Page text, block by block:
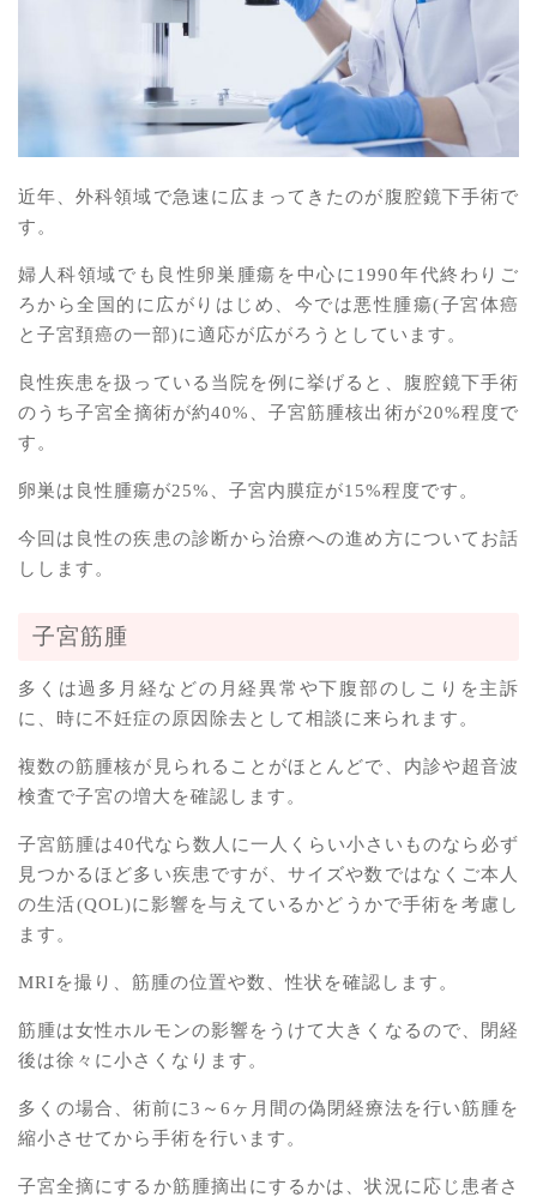
近年、外科領域で急速に広まってきたのが腹腔鏡下手術で
す。
婦人科領域でも良性卵巣腫瘍を中心に1990年代終わりご
ろから全国的に広がりはじめ、今では悪性腫瘍(子宮体癌
と子宮頚癌の一部)に適応が広がろうとしています。
良性疾患を扱っている当院を例に挙げると、腹腔鏡下手術
のうち子宮全摘術が約40%、子宮筋腫核出術が20%程度で
す。
卵巣は良性腫瘍が25%、子宮内膜症が15%程度です。
今回は良性の疾患の診断から治療への進め方についてお話
しします。
子宮筋腫
多くは過多月経などの月経異常や下腹部のしこりを主訴
に、時に不妊症の原因除去として相談に来られます。
複数の筋腫核が見られることがほとんどで、内診や超音波
検査で子宮の増大を確認します。
子宮筋腫は40代なら数人に一人くらい小さいものなら必ず
見つかるほど多い疾患ですが、サイズや数ではなくご本人
の生活(QOL)に影響を与えているかどうかで手術を考慮し
ます。
MRIを撮り、筋腫の位置や数、性状を確認します。
筋腫は女性ホルモンの影響をうけて大きくなるので、閉経
後は徐々に小さくなります。
多くの場合、術前に3～6ヶ月間の偽閉経療法を行い筋腫を
縮小させてから手術を行います。
子宮全摘にするか筋腫摘出にするかは、状況に応じ患者さ